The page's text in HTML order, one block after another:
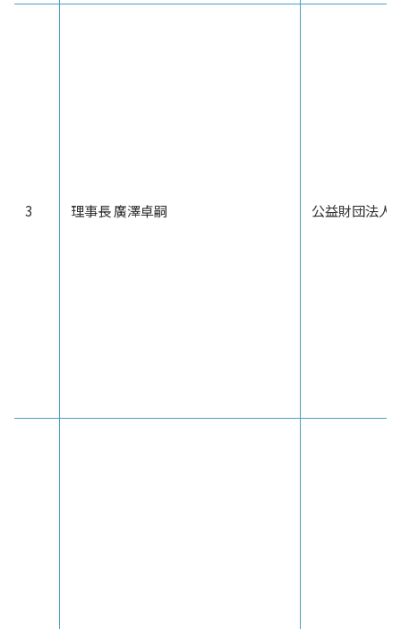
3 理事長 廣澤卓嗣 公益財団法人